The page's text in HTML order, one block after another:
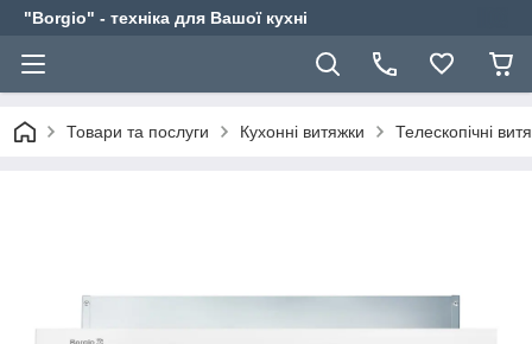
"Borgio" - техніка для Вашої кухні
Товари та послуги Кухонні витяжки Телескопічні